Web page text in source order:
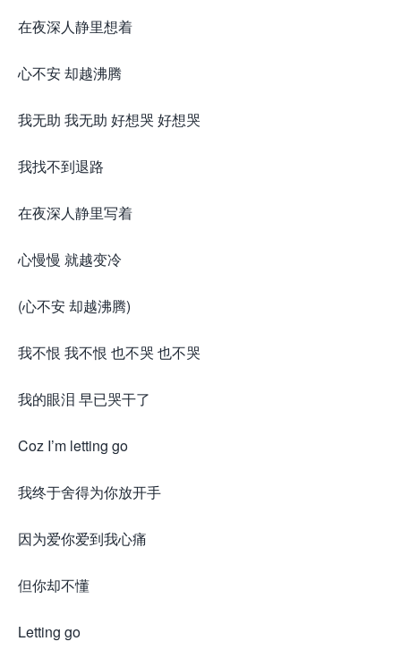
在夜深人静里想着
心不安 却越沸腾
我无助 我无助 好想哭 好想哭
我找不到退路
在夜深人静里写着
心慢慢 就越变冷
(心不安 却越沸腾)
我不恨 我不恨 也不哭 也不哭
我的眼泪 早已哭干了
Coz I’m letting go
我终于舍得为你放开手
因为爱你爱到我心痛
但你却不懂
Letting go